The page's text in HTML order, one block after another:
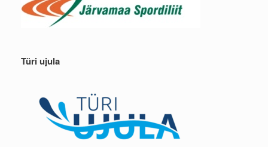
Türi ujula